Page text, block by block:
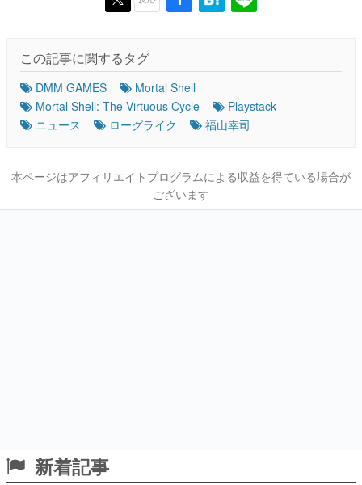
この記事に関するタグ
DMM GAMES
Mortal Shell
Mortal Shell: The Virtuous Cycle
Playstack
ニュース
ローグライク 福山幸司
本ページはアフィリエイトプログラムによる収益を得ている場合が
ございます
新着記事